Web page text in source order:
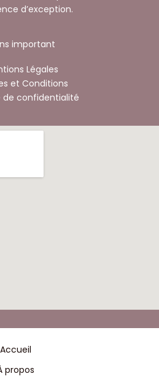
d’exception.
important
Légales
et Conditions
de confidentialité
Accueil
propos